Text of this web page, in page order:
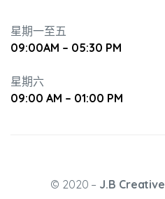
星期一至五
09:00AM – 05:30 PM
星期六
09:00 AM – 01:00 PM
© 2020 – J.B Creative